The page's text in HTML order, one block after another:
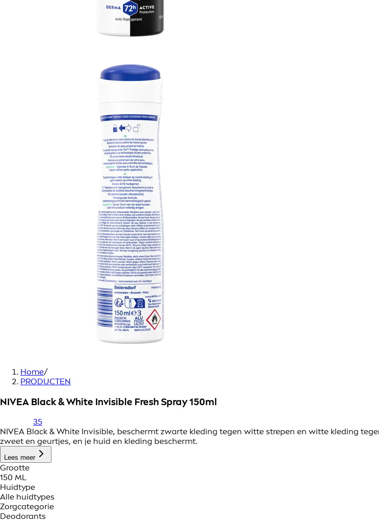
Home/
PRODUCTEN
NIVEA Black & White Invisible Fresh Spray 150ml
35
NIVEA Black & White Invisible, beschermt zwarte kleding tegen witte strepen en witte kleding
zweet en geurtjes, en je huid en kleding beschermt.
Lees meer
Grootte
150 ML
Huidtype
Alle huidtypes
Zorgcategorie
Deodorants